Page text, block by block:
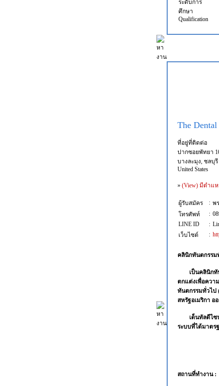
ระดับการ
ศึกษา
Qualification
The
ที่อยู่ที่ติดต่อ
ปากซอยพัทยา
บางละมุง, ชลบุรี
United States
» (View) มีตำแ
ผู้รับสมัคร : พ
โทรศัพท์
:
LINE ID
:
เว็บไซต์
:
คลินิกทันตกรร
เป็นคลินิก
ตกแต่งเพื่อควา
ทันตกรรมทั่วไป
สหรัฐอเมริกา
เด็นทัลดีไ
ระบบที่ได้มาตร
สถานที่ทำงาน :